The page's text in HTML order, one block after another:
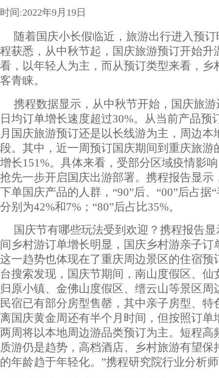
时间:2022年9月19日
随着国庆小长假临近，旅游出行进入预
程获悉，从中秋节起，国庆旅游预订开始升
看，以年轻人为主，而从预订类型来看，乡
客青睐。
携程数据显示，从中秋节开始，国庆旅
日均订单增长速度超过30%。从当前产品预
月国庆旅游预订还是以长线游为主，周边本
段。其中，近一周预订国庆期间到重庆旅游
增长151%。具体来看，受部分区域疫情影
抢先一步开启国庆出游部署。携程报告显示
下单国庆产品的人群，“90”后、“00”后占据
分别为42%和7%；“80”后占比35%。
国庆节有哪些玩法受到欢迎？携程报告
间乡村游订单增长明显，国庆乡村游亲子订
这一趋势也体现在了重庆周边景区的住宿预
台搜索发现，国庆节期间，南山度假区、仙
归原小镇、金佛山度假区、缙云山等景区周
民宿已有部分房型售罄，其中亲子房型、特
离国庆黄金周还有半个月时间，但按照订单
两周将以本地周边游品类预订为主。短程高
质游仍是趋势，高档酒店、乡村旅游有望保
的年龄趋于年轻化。”携程研究院行业分析